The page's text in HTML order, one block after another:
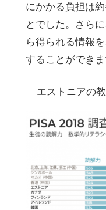
にかかる負担は
とでした。さら
ら得られる情報
することができま
エストニアの